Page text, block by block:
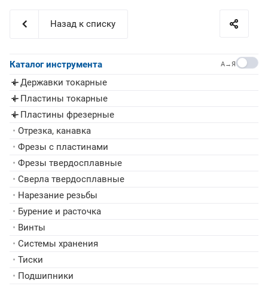
Назад к списку
Каталог инструмента A→Я
▸ Державки токарные
▸ Пластины токарные
▸ Пластины фрезерные
• Отрезка, канавка
• Фрезы с пластинами
• Фрезы твердосплавные
• Сверла твердосплавные
• Нарезание резьбы
• Бурение и расточка
• Винты
• Системы хранения
• Тиски
• Подшипники